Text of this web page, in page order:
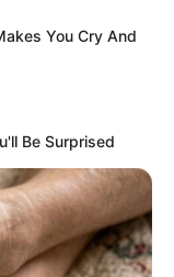
You Cry And
Be Surprised